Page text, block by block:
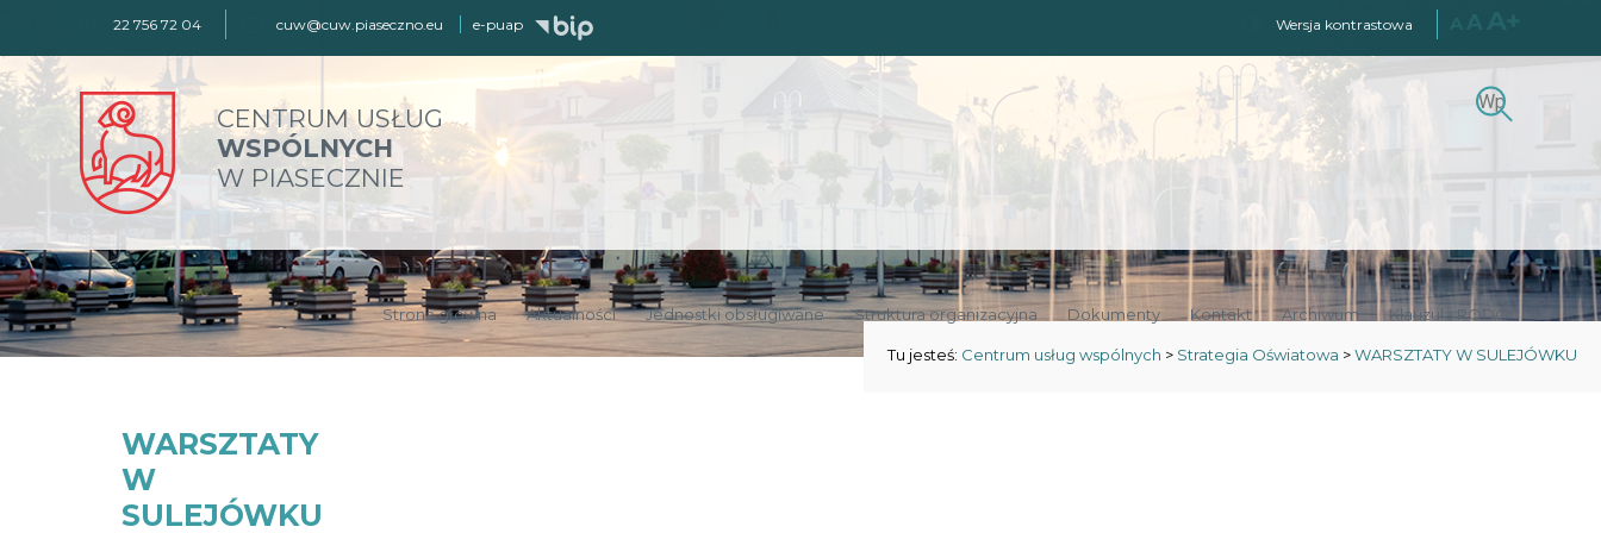
22 756 72 04 cuw@cuw.piaseczno.eu e-puap Wersja kontrastowa
CENTRUM USŁUG
WSPÓLNYCH
W PIASECZNIE
Strona główna Aktualności Jednostki obsługiwane Struktura organizacyjna Dokumenty Kontakt Archiwum Klauzula RODO
Szukaj:
Szukaj
Tu jesteś: Centrum usług wspólnych > Strategia Oświatowa >WARSZTATY W SULEJÓWKU
WARSZTATY
W
SULEJÓWKU